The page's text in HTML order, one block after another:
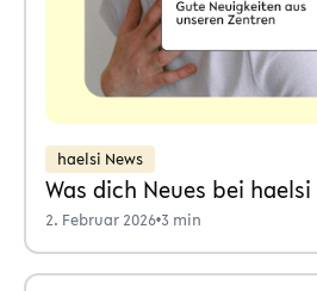
haelsi News
Was dich Neues bei
2. Februar 2026•3 min